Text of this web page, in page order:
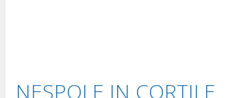
NESPOLE IN CORTILE